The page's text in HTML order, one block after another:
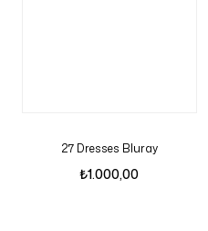
27 Dresses Bluray
₺1.000,00